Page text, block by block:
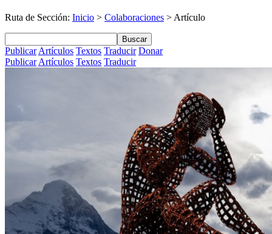
Ruta de Sección: Inicio > Colaboraciones > Artículo
Buscar
Publicar Artículos Textos Traducir Donar
Publicar Artículos Textos Traducir